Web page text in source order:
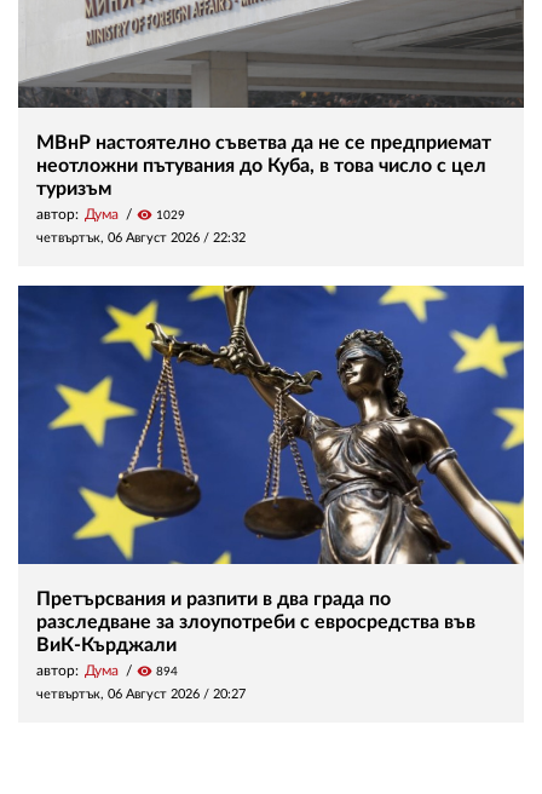
МВнР настоятелно съветва да не се предприемат
неотложни пътувания до Куба, в това число с цел
туризъм
автор: Дума visibility 1029
четвъртък, 06 Август 2026 / 22:32
Претърсвания и разпити в два града по
разследване за злоупотреби с евросредства във
ВиК-Кърджали
автор: Дума visibility 894
четвъртък, 06 Август 2026 / 20:27